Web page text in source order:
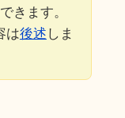
きます。
は後述 しま